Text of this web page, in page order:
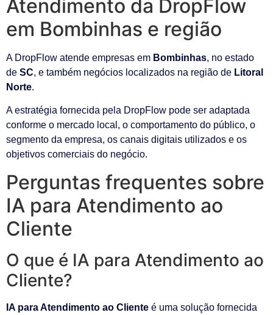
Atendimento da DropFlow
em Bombinhas e região
A DropFlow atende empresas em Bombinhas, no estado
de SC, e também negócios localizados na região de Litoral
Norte.
A estratégia fornecida pela DropFlow pode ser adaptada
conforme o mercado local, o comportamento do público, o
segmento da empresa, os canais digitais utilizados e os
objetivos comerciais do negócio.
Perguntas frequentes sobre
IA para Atendimento ao
Cliente
O que é IA para Atendimento ao
Cliente?
IA para Atendimento ao Cliente é uma solução fornecida